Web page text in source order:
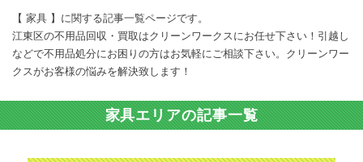
【 家具 】に関する記事一覧ページです。
江東区の不用品回収・買取はクリーンワークスにお任せ下さい！引越し
などで不用品処分にお困りの方はお気軽にご相談下さい。クリーンワー
クスがお客様の悩みを解決致します！
家具エリアの記事一覧